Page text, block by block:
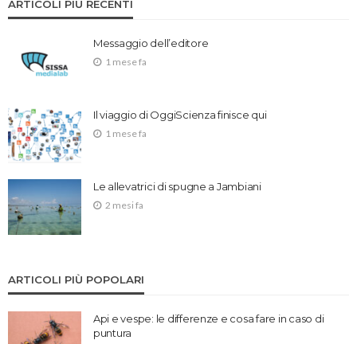
ARTICOLI PIÙ RECENTI
Messaggio dell’editore
1 mese fa
Il viaggio di OggiScienza finisce qui
1 mese fa
Le allevatrici di spugne a Jambiani
2 mesi fa
ARTICOLI PIÙ POPOLARI
Api e vespe: le differenze e cosa fare in caso di
puntura